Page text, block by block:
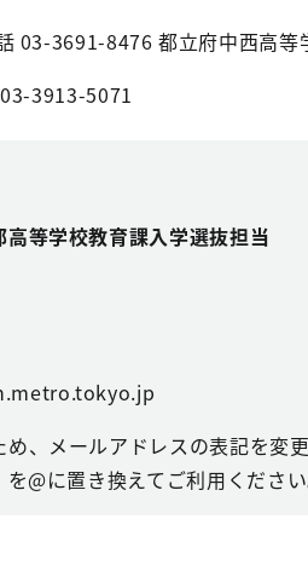
03-3691-8476 都立府中西高
3913-5071
等学校教育課入学選抜担当
、メールアドレスの表記を変更
@に置き換えてご利用ください